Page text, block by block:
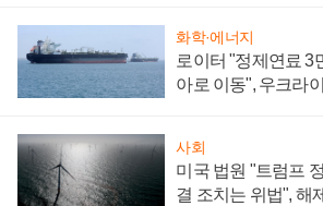
화학·에너지
로이터 "정제연료 3
아로 이동", 우크라
사회
미국 법원 "트럼프
결 조치는 위법", 해